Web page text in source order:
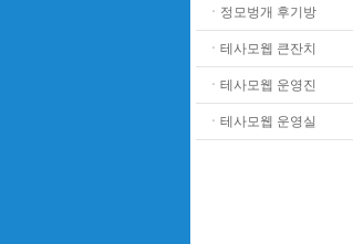
ㆍ정모벙개 후기방
ㆍ테사모웹 큰잔치
ㆍ테사모웹 운영진
ㆍ테사모웹 운영실